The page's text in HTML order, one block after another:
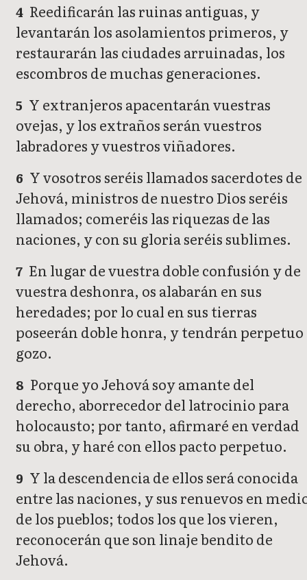
4 Reedificarán las ruinas antiguas, y
levantarán los asolamientos primeros, y
restaurarán las ciudades arruinadas, los
escombros de muchas generaciones.
5 Y extranjeros apacentarán vuestras
ovejas, y los extraños serán vuestros
labradores y vuestros viñadores.
6 Y vosotros seréis llamados sacerdotes de
Jehová, ministros de nuestro Dios seréis
llamados; comeréis las riquezas de las
naciones, y con su gloria seréis sublimes.
7 En lugar de vuestra doble confusión y de
vuestra deshonra, os alabarán en sus
heredades; por lo cual en sus tierras
poseerán doble honra, y tendrán perpetuo
gozo.
8 Porque yo Jehová soy amante del
derecho, aborrecedor del latrocinio para
holocausto; por tanto, afirmaré en verdad
su obra, y haré con ellos pacto perpetuo.
9 Y la descendencia de ellos será conocida
entre las naciones, y sus renuevos en
de los pueblos; todos los que los vieren,
reconocerán que son linaje bendito de
Jehová.